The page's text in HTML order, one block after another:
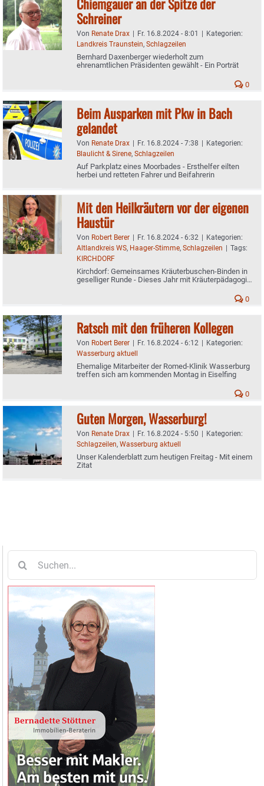
Schreiner
Von Renate Drax | Fr. 16.8.2024 - 8:01 | Kategorien:
Landkreis Traunstein, Schlagzeilen
Bernhard Daxenberger wiederholt zum
ehrenamtlichen Präsidenten gewählt - Ein Porträt
0
Beim Ausparken mit Pkw in Bach
gelandet
Von Renate Drax | Fr. 16.8.2024 - 7:38 | Kategorien:
Blaulicht & Sirene, Schlagzeilen
Auf Parkplatz eines Moorbades - Ersthelfer eilten
herbei und retteten Fahrer und Beifahrerin
Mit den Heilkräutern vor der eigenen
Haustür
Von Robert Berer | Fr. 16.8.2024 - 6:32 | Kategorien:
Altlandkreis WS, Haager-Stimme, Schlagzeilen | Tags:
KIRCHDORF
Kirchdorf: Gemeinsames Kräuterbuschen-Binden in
geselliger Runde - Dieses Jahr mit Kräuterpädagogin
0
Ratsch mit den früheren Kollegen
Von Robert Berer | Fr. 16.8.2024 - 6:12 | Kategorien:
Wasserburg aktuell
Ehemalige Mitarbeiter der Romed-Klinik Wasserburg
treffen sich am kommenden Montag in Eiselfing
0
Guten Morgen, Wasserburg!
Von Renate Drax | Fr. 16.8.2024 - 5:50 | Kategorien:
Schlagzeilen, Wasserburg aktuell
Unser Kalenderblatt zum heutigen Freitag - Mit einem
Zitat
nach: